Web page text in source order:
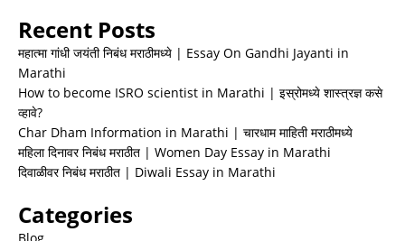
Recent Posts
महात्मा गांधी जयंती निबंध मराठीमध्ये | Essay On Gandhi Jayanti in
Marathi
How to become ISRO scientist in Marathi | इस्रोमध्ये शास्त्रज्ञ कसे
व्हावे?
Char Dham Information in Marathi | चारधाम माहिती मराठीमध्ये
महिला दिनावर निबंध मराठीत | Women Day Essay in Marathi
दिवाळीवर निबंध मराठीत | Diwali Essay in Marathi
Categories